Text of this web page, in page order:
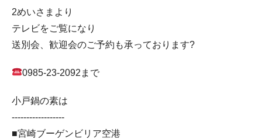
2めいさまより
テレビをご覧になり
送別会、歓迎会のご予約も承っております?
0985-23-2092まで
小戸鍋の素は
------------------
■宮崎ブーゲンビリア空港